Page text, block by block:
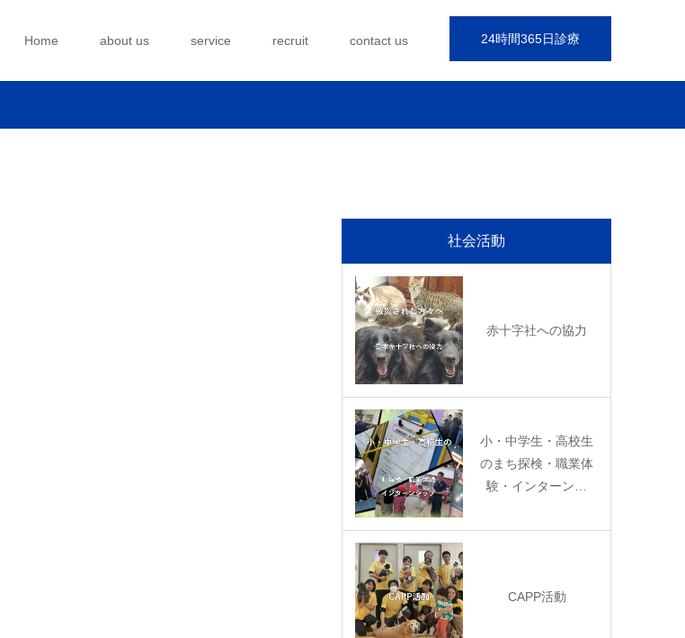
24時間365日診療
Home about us service recruit contact us
社会活動
赤十字社への協力
小・中学生・高校生
のまち探検・職業体
験・インターン…
CAPP活動